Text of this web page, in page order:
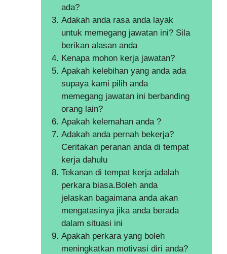
ada?
Adakah anda rasa anda layak
untuk memegang jawatan ini? Sila
berikan alasan anda
Kenapa mohon kerja jawatan?
Apakah kelebihan yang anda ada
supaya kami pilih anda
memegang jawatan ini berbanding
orang lain?
Apakah kelemahan anda ?
Adakah anda pernah bekerja?
Ceritakan peranan anda di tempat
kerja dahulu
Tekanan di tempat kerja adalah
perkara biasa.Boleh anda
jelaskan bagaimana anda akan
mengatasinya jika anda berada
dalam situasi ini
Apakah perkara yang boleh
meningkatkan motivasi diri anda?